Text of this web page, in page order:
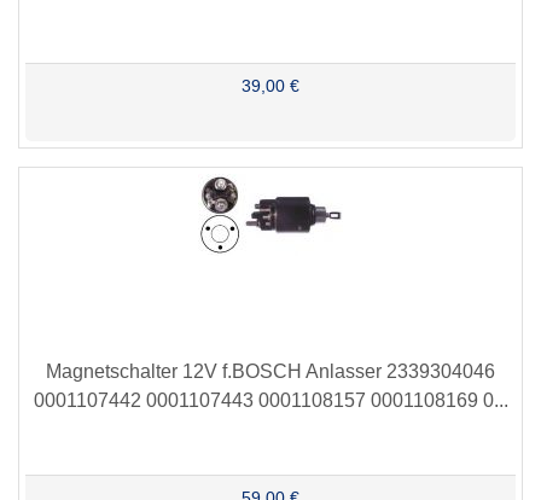
39,00 €
Magnetschalter 12V f.BOSCH Anlasser 2339304046
0001107442 0001107443 0001108157 0001108169 0...